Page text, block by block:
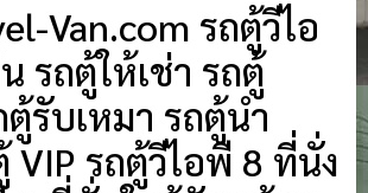
Van.com รถตู้วีไอ
รถตู้ให้เช่า รถตู้
ตู้รับเหมา รถตู้นำ
VIP รถตู้วีไอพี 8 ที่นั่ง